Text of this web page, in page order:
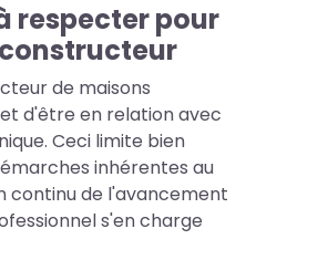
respecter pour
de maisons
d'être en relation avec
Ceci limite bien
inhérentes au
continu de l'avancement
s'en charge